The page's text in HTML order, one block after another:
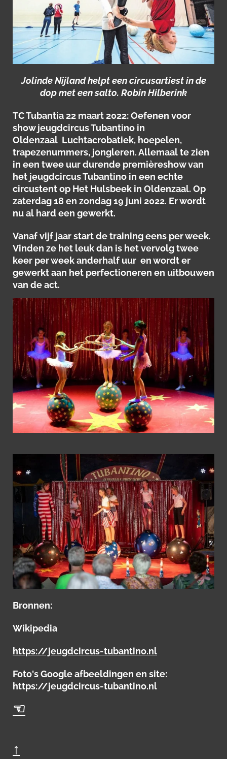
Jolinde Nijland helpt een circusartiest in de
dop met een salto. Robin Hilberink
TC Tubantia 22 maart 2022: Oefenen voor
show jeugdcircus Tubantino in
Oldenzaal Luchtacrobatiek, hoepelen,
trapezenummers, jongleren. Allemaal te zien
in een twee uur durende premièreshow van
het jeugdcircus Tubantino in een echte
circustent op Het Hulsbeek in Oldenzaal. Op
zaterdag 18 en zondag 19 juni 2022. Er wordt
nu al hard een gewerkt.
Vanaf vijf jaar start de training eens per week.
Vinden ze het leuk dan is het vervolg twee
keer per week anderhalf uur en wordt er
gewerkt aan het perfectioneren en uitbouwen
van de act.
Bronnen:
Wikipedia
https://jeugdcircus-tubantino.nl
Foto's Google afbeeldingen en site:
https://jeugdcircus-tubantino.nl
☜
↑